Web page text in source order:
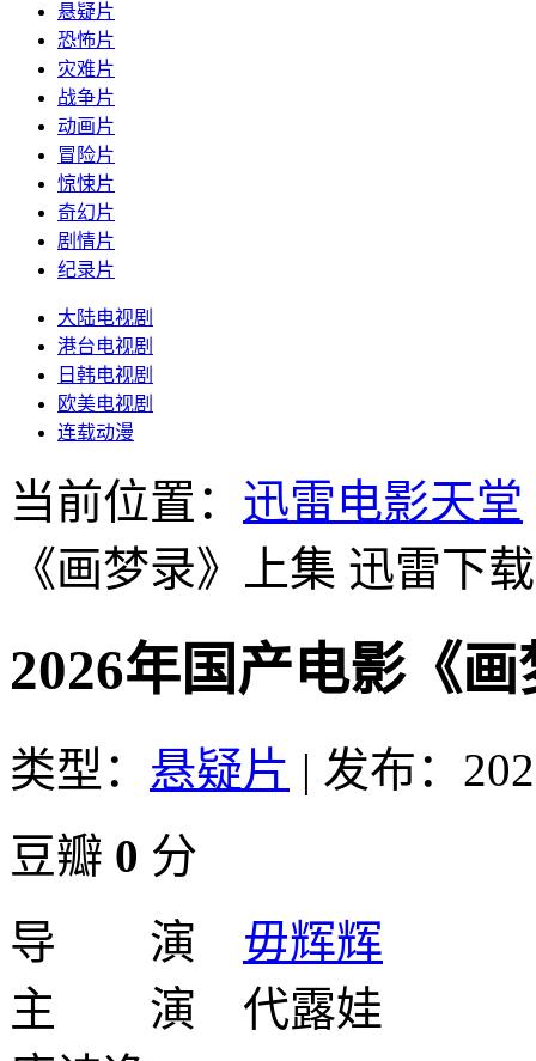
悬疑片
恐怖片
灾难片
战争片
动画片
冒险片
惊悚片
奇幻片
剧情片
纪录片
大陆电视剧
港台电视剧
日韩电视剧
欧美电视剧
连载动漫
当前位置： 迅雷电影天堂
《画梦录》上集 迅雷下
2026年国产电影《
类型： 悬疑片 | 发布：
豆瓣 0 分
导 演 毋辉辉
主 演 代露娃